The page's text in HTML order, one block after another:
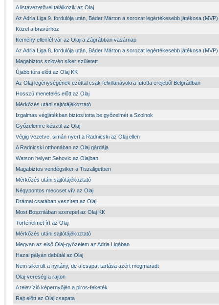
A listavezetővel találkozik az Olaj
Az Adria Liga 9. fordulója után, Báder Márton a sorozat legértékesebb játékosa (MVP)
Közel a bravúrhoz
Kemény ellenfél vár az Olajra Zágrábban vasárnap
Az Adria Liga 8. fordulója után, Báder Márton a sorozat legértékesebb játékosa (MVP)
Magabiztos szlovén siker született
Újabb túra előtt az Olaj KK
Az Olaj legénységének ezúttal csak felvillanásokra futotta erejéből Belgrádban
Hosszú menetelés előtt az Olaj
Mérkőzés utáni sajtótájékoztató
Izgalmas végjátékban biztosította be győzelmét a Szolnok
Győzelemre készül az Olaj
Végig vezetve, simán nyert a Radnicski az Olaj ellen
A Radnicski otthonában az Olaj gárdája
Watson helyett Sehovic az Olajban
Magabiztos vendégsiker a Tiszaligetben
Mérkőzés utáni sajtótájékoztató
Négypontos meccset vív az Olaj
Drámai csatában veszített az Olaj
Most Boszniában szerepel az Olaj KK
Történelmet írt az Olaj
Mérkőzés utáni sajtótájékoztató
Megvan az első Olaj-győzelem az Adria Ligában
Hazai pályán debütál az Olaj
Nem sikerült a nyitány, de a csapat tartása azért megmaradt
Olaj-vereség a rajton
A televízió képernyőjén a piros-feketék
Rajt előtt az Olaj csapata